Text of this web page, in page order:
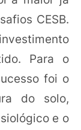
CESB.
Para o
foi o
do solo,
e o